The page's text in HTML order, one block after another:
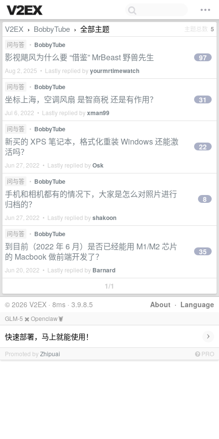
V2EX › BobbyTube › 全部主题 主题总数 5
问与答 • BobbyTube
影视飓风为什么要 “借鉴” MrBeast 野兽先生
Aug 2, 2025 • Lastly replied byyourmrtimewatch
97
问与答 • BobbyTube
坐标上海，空调风扇 是智商税 还是有作用？
Jul 6, 2022 • Lastly replied byxman99
31
问与答 • BobbyTube
新买的 XPS 笔记本，格式化重装 Windows 还能激
活吗？
Jun 27, 2022 • Lastly replied byOsk
22
问与答 • BobbyTube
手机和相机都有的情况下，大家是怎么对照片进行
归档的？
Jun 27, 2022 • Lastly replied byshakoon
8
问与答 • BobbyTube
到目前（2022 年 6 月）是否已经能用 M1/M2 芯片
的 Macbook 做前端开发了？
Jun 20, 2022 • Lastly replied by Barnard
35
1/1
About · Language
© 2026 V2EX · 8ms · 3.9.8.5
GLM-5 ✖️ Openclaw🦞
快速部署，马上就能使用！ ›
Promoted byZhipuai PRO